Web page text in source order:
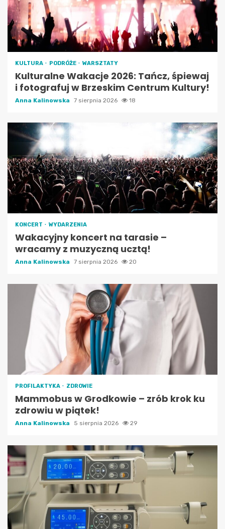
KULTURA PODRÓŻE WARSZTATY
Kulturalne Wakacje 2026: Tańcz, śpiewaj
i fotografuj w Brzeskim Centrum Kultury!
Anna Kalinowska 7 sierpnia 2026 18
KONCERT WYDARZENIA
Wakacyjny koncert na tarasie –
wracamy z muzyczną ucztą!
Anna Kalinowska 7 sierpnia 2026 20
PROFILAKTYKA ZDROWIE
Mammobus w Grodkowie – zrób krok ku
zdrowiu w piątek!
Anna Kalinowska 5 sierpnia 2026 29